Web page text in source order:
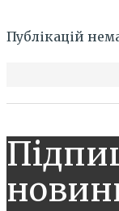
Публікацій